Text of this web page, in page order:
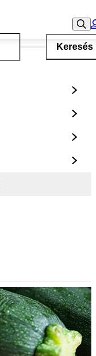
Keresés